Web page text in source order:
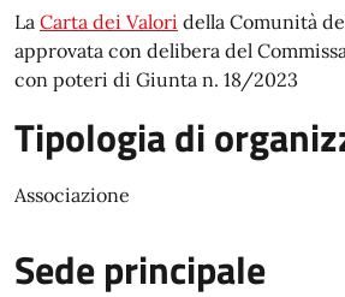
La Carta dei Valori della Comunità
approvata con delibera del
con poteri di Giunta n. 18/2023
Tipologia di
Associazione
Sede principale